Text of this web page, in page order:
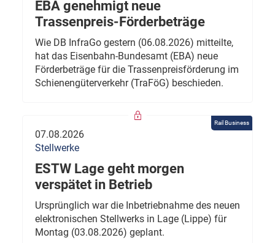
EBA genehmigt neue
Trassenpreis-Förderbeträge
Wie DB InfraGo gestern (06.08.2026) mitteilte,
hat das Eisenbahn-Bundesamt (EBA) neue
Förderbeträge für die Trassenpreisförderung im
Schienengüterverkehr (TraFöG) beschieden.
Rail Business
07.08.2026
Stellwerke
ESTW Lage geht morgen
verspätet in Betrieb
Ursprünglich war die Inbetriebnahme des neuen
elektronischen Stellwerks in Lage (Lippe) für
Montag (03.08.2026) geplant.